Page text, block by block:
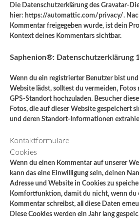
Die Datenschutzerklärung des Gravatar-
hier: https://automattic.com/privacy/.
Kommentar freigegeben wurde, ist dein
Kontext deines Kommentars sichtbar.
Saphenion®: Datenschutzerklärung
Wenn du ein registrierter Benutzer bist
Website lädst, solltest du vermeiden, Fotos
GPS-Standort hochzuladen. Besucher
Fotos, die auf dieser Website gespeichert
und deren Standort-Informationen
Kontaktformulare
Cookies
Wenn du einen Kommentar auf unserer
kann das eine Einwilligung sein, deinen
Adresse und Website in Cookies zu
Komfortfunktion, damit du nicht, wenn du
Kommentar schreibst, all diese Daten
Diese Cookies werden ein Jahr lang